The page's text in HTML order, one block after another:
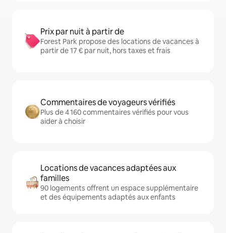
Prix par nuit à partir de
Forest Park propose des locations de vacances à
partir de 17 € par nuit, hors taxes et frais
Commentaires de voyageurs vérifiés
Plus de 4 160 commentaires vérifiés pour vous
aider à choisir
Locations de vacances adaptées aux
familles
90 logements offrent un espace supplémentaire
et des équipements adaptés aux enfants